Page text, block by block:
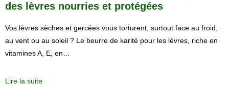
des lèvres nourries et protégées
Vos lèvres sèches et gercées vous torturent, surtout face au froid,
au vent ou au soleil ? Le beurre de karité pour les lèvres, riche en
vitamines A, E, en…
Lire la suite